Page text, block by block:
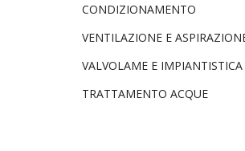
CONDIZIONAMENTO
VENTILAZIONE E
VALVOLAME E IMPIANTISTICA
TRATTAMENTO ACQUE